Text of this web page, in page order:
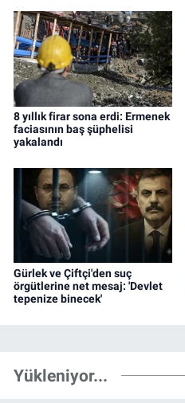
8 yıllık firar sona erdi: Ermenek
faciasının baş şüphelisi
yakalandı
Gürlek ve Çiftçi'den suç
örgütlerine net mesaj: 'Devlet
tepenize binecek'
Yükleniyor...